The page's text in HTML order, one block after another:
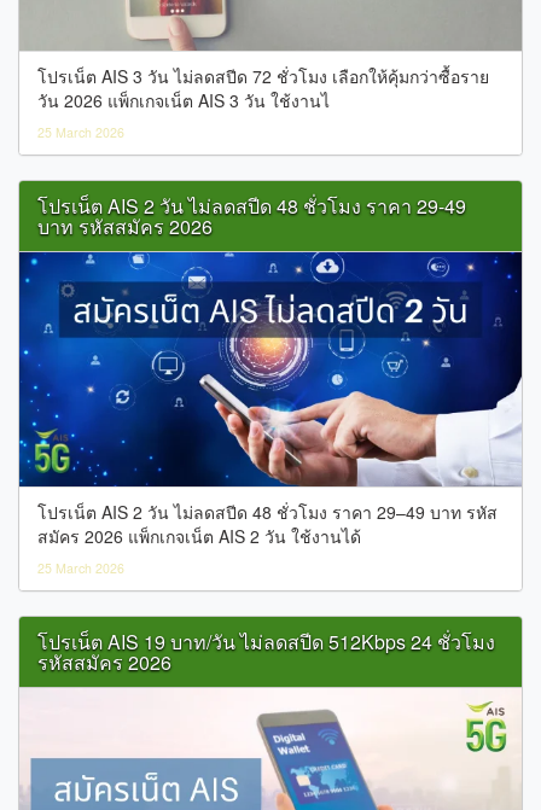
โปรเน็ต AIS 3 วัน ไม่ลดสปีด 72 ชั่วโมง เลือกให้คุ้มกว่าซื้อราย
วัน 2026 แพ็กเกจเน็ต AIS 3 วัน ใช้งานไ
25 March 2026
โปรเน็ต AIS 2 วัน ไม่ลดสปีด 48 ชั่วโมง ราคา 29-49
บาท รหัสสมัคร 2026
โปรเน็ต AIS 2 วัน ไม่ลดสปีด 48 ชั่วโมง ราคา 29–49 บาท รหัส
สมัคร 2026 แพ็กเกจเน็ต AIS 2 วัน ใช้งานได้
25 March 2026
โปรเน็ต AIS 19 บาท/วัน ไม่ลดสปีด 512Kbps 24 ชั่วโมง
รหัสสมัคร 2026